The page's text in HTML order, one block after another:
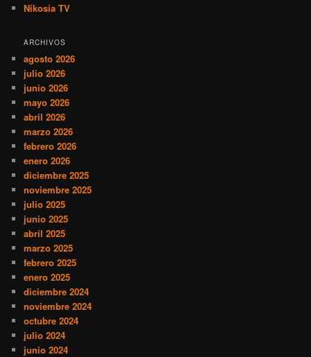
Nikosia TV
ARCHIVOS
agosto 2026
julio 2026
junio 2026
mayo 2026
abril 2026
marzo 2026
febrero 2026
enero 2026
diciembre 2025
noviembre 2025
julio 2025
junio 2025
abril 2025
marzo 2025
febrero 2025
enero 2025
diciembre 2024
noviembre 2024
octubre 2024
julio 2024
junio 2024